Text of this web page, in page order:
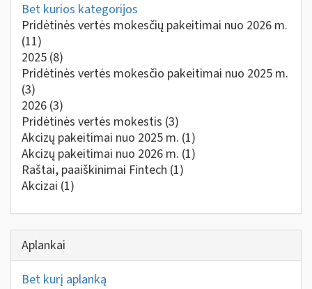
Bet kurios kategorijos
Pridėtinės vertės mokesčių pakeitimai nuo 2026 m.
(11)
2025 (8)
Pridėtinės vertės mokesčio pakeitimai nuo 2025 m.
(3)
2026 (3)
Pridėtinės vertės mokestis (3)
Akcizų pakeitimai nuo 2025 m. (1)
Akcizų pakeitimai nuo 2026 m. (1)
Raštai, paaiškinimai Fintech (1)
Akcizai (1)
Aplankai
Bet kurį aplanką